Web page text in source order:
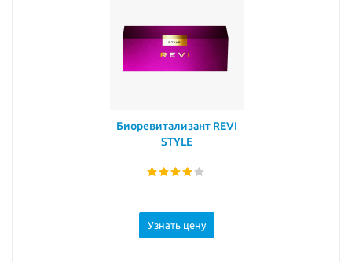
Биоревитализант REVI
STYLE
Узнать цену